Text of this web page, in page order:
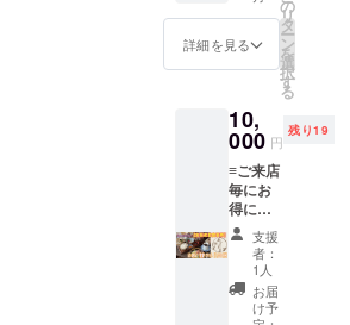
ご予約
は２日
す。 ※
チケッ
ト有効
期限:２
年１０
月〜３
年４月
迄利用
可能。
メッ
セージ
※チケッ
ト有効
年１０
月〜３
年４月
迄利用
可能。
詳細を見る
の
リ
タ
ー
ン
を
選
択
す
る
10,
000 円
残り19
≡ご来店
毎にお
得に利
用≡ お
店で使
える
【お食
事券５
支援
者：
1人
お届
け予